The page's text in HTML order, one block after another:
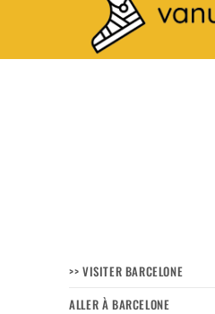
>> VISITER BARCELONE
ALLER À BARCELONE